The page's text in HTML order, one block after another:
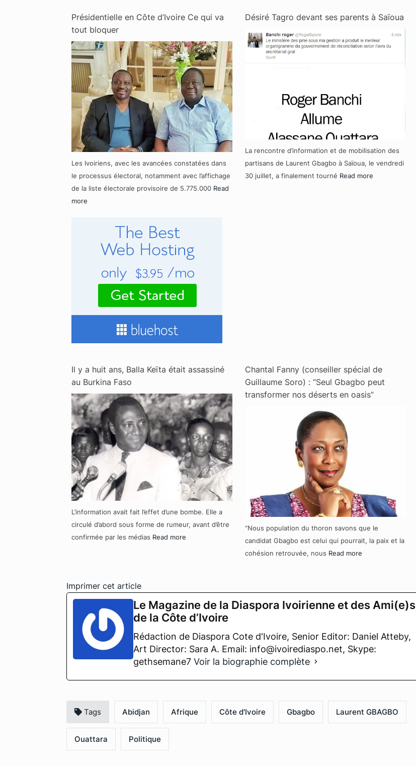
Présidentielle en Côte d’Ivoire Ce qui va
tout bloquer
Les Ivoiriens, avec les avancées constatées dans
le processus électoral, notamment avec l’affichage
de la liste électorale provisoire de 5.775.000 Read
more
Désiré Tagro devant ses parents à Saïoua
La rencontre d’information et de mobilisation des
partisans de Laurent Gbagbo à Saïoua, le vendredi
30 juillet, a finalement tourné Read more
Il y a huit ans, Balla Keïta était assassiné
au Burkina Faso
L’information avait fait l’effet d’une bombe. Elle a
circulé d’abord sous forme de rumeur, avant d’être
confirmée par les médias Read more
Chantal Fanny (conseiller spécial de
Guillaume Soro) : “Seul Gbagbo peut
transformer nos déserts en oasis”
“Nous population du thoron savons que le
candidat Gbagbo est celui qui pourrait, la paix et la
cohésion retrouvée, nous Read more
Imprimer cet article
Le Magazine de la Diaspora Ivoirienne et des Ami(e)s
de la Côte d’Ivoire
Rédaction de Diaspora Cote d'Ivoire, Senior Editor: Daniel Atteby,
Art Director: Sara A. Email: info@ivoirediaspo.net, Skype:
gethsemane7 Voir la biographie complète
Tags Abidjan Afrique Côte d'Ivoire Gbagbo Laurent GBAGBO
Ouattara Politique